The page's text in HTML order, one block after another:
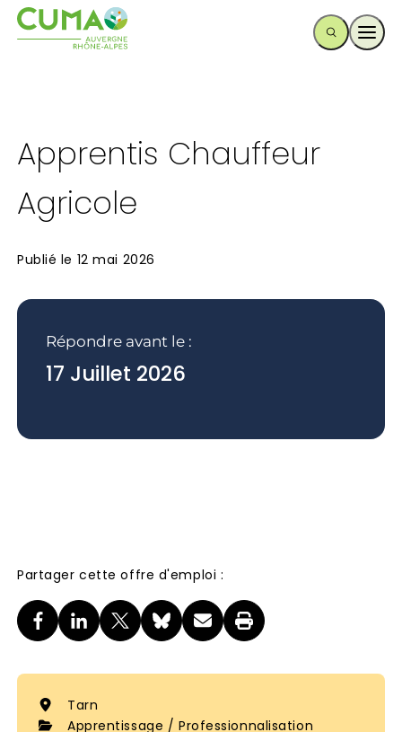
Apprentis Chauffeur
Agricole
Publié le 12 mai 2026
Répondre avant le :
17 Juillet 2026
Partager cette offre d'emploi :
Tarn
Apprentissage / Professionnalisation